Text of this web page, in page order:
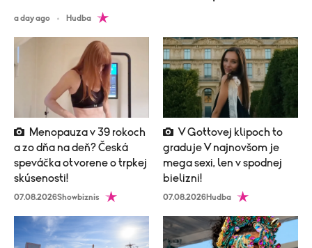
a day ago Hudba
a zo dňa na deň? Česká
speváčka otvorene o trpkej
skúsenosti!
07.08.2026Showbiznis
graduje V najnovšom je
mega sexi, len v spodnej
bielizni!
07.08.2026Hudba